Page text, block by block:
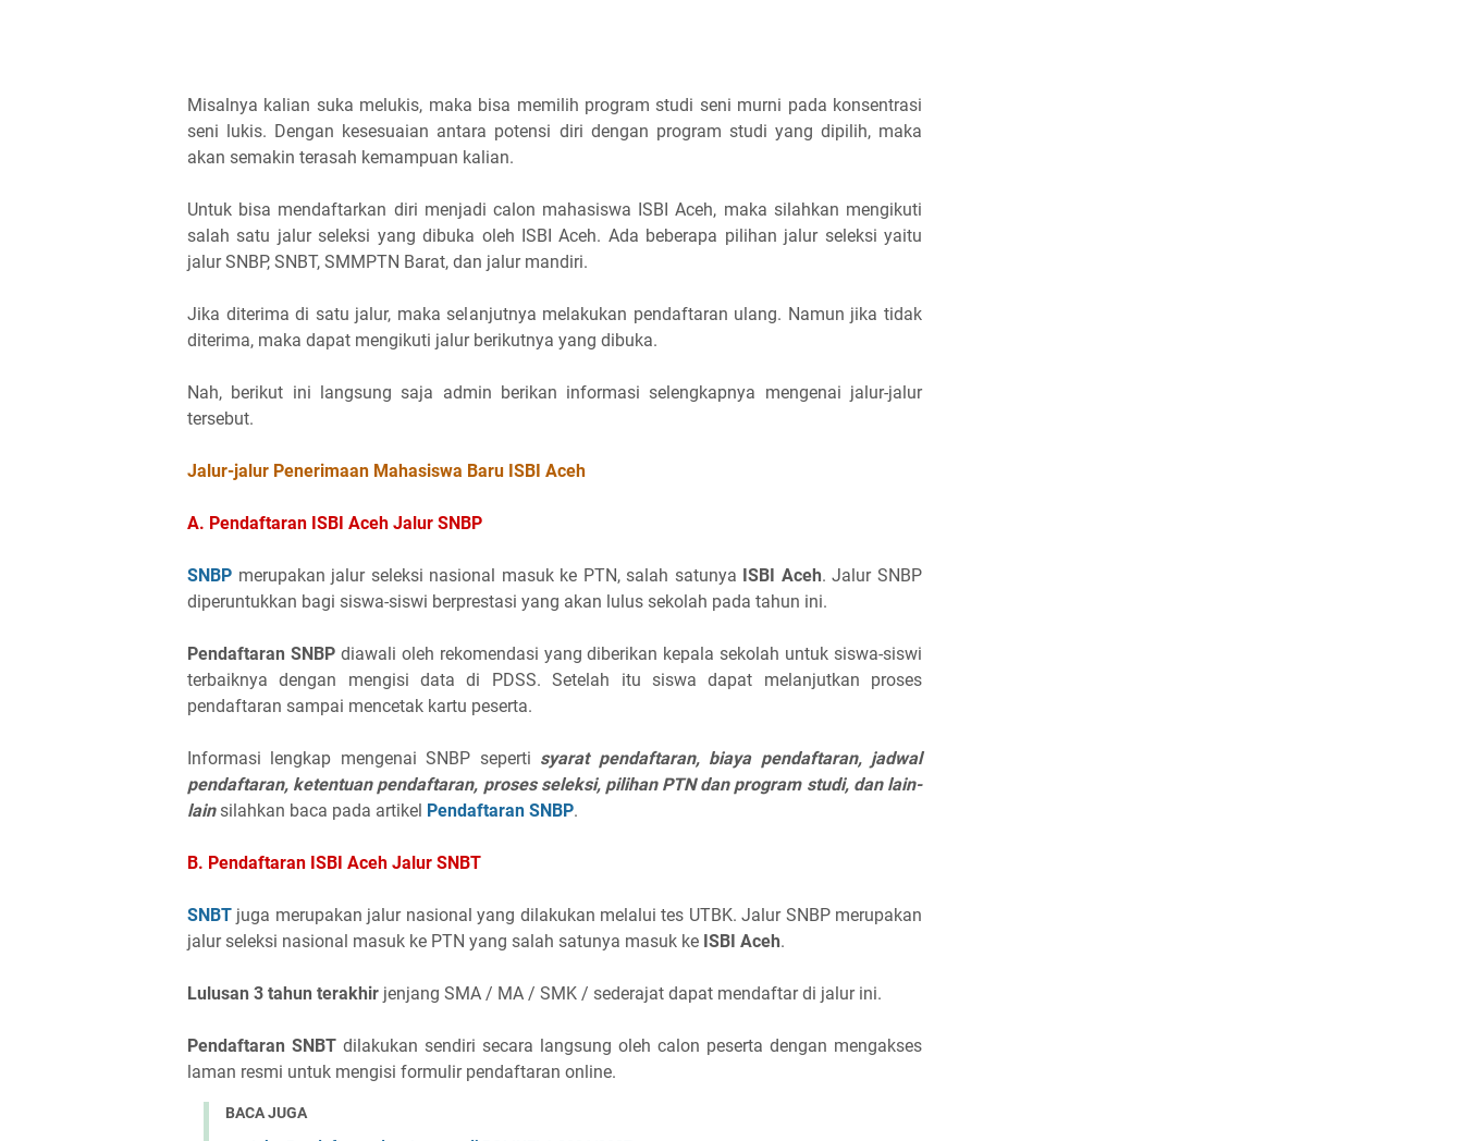
Misalnya kalian suka melukis, maka bisa memilih program studi seni murni pada konsentrasi
seni lukis. Dengan kesesuaian antara potensi diri dengan program studi yang dipilih, maka
akan semakin terasah kemampuan kalian.
Untuk bisa mendaftarkan diri menjadi calon mahasiswa ISBI Aceh, maka silahkan mengikuti
salah satu jalur seleksi yang dibuka oleh ISBI Aceh. Ada beberapa pilihan jalur seleksi yaitu
jalur SNBP, SNBT, SMMPTN Barat, dan jalur mandiri.
Jika diterima di satu jalur, maka selanjutnya melakukan pendaftaran ulang. Namun jika tidak
diterima, maka dapat mengikuti jalur berikutnya yang dibuka.
Nah, berikut ini langsung saja admin berikan informasi selengkapnya mengenai jalur-jalur
tersebut.
Jalur-jalur Penerimaan Mahasiswa Baru ISBI Aceh
A. Pendaftaran ISBI Aceh Jalur SNBP
SNBP merupakan jalur seleksi nasional masuk ke PTN, salah satunya ISBI Aceh. Jalur SNBP
diperuntukkan bagi siswa-siswi berprestasi yang akan lulus sekolah pada tahun ini.
Pendaftaran SNBPdiawali oleh rekomendasi yang diberikan kepala sekolah untuk siswa-siswi
terbaiknya dengan mengisi data di PDSS. Setelah itu siswa dapat melanjutkan proses
pendaftaran sampai mencetak kartu peserta.
Informasi lengkap mengenai SNBP seperti syarat pendaftaran, biaya pendaftaran, jadwal
pendaftaran, ketentuan pendaftaran, proses seleksi, pilihan PTN dan program studi, dan lain-
lainsilahkan baca pada artikel Pendaftaran SNBP.
B. Pendaftaran ISBI Aceh Jalur SNBT
SNBT juga merupakan jalur nasional yang dilakukan melalui tes UTBK. Jalur SNBP merupakan
jalur seleksi nasional masuk ke PTN yang salah satunya masuk ke ISBI Aceh.
Lulusan 3 tahun terakhir jenjang SMA / MA / SMK / sederajat dapat mendaftar di jalur ini.
Pendaftaran SNBT dilakukan sendiri secara langsung oleh calon peserta dengan mengakses
laman resmi untuk mengisi formulir pendaftaran online.
BACA JUGA